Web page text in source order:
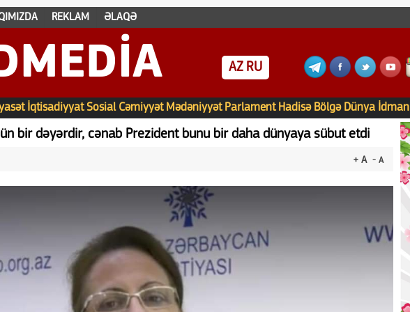
REKLAM ƏLAQƏ
AZ RU
İqtisadiyyat Sosial Cəmiyyət Mədəniyyət Parlament Hadisə Bölgə Dünya İdman
bir dəyərdir, cənab Prezident bunu bir daha dünyaya sübut etdi
+ A - A